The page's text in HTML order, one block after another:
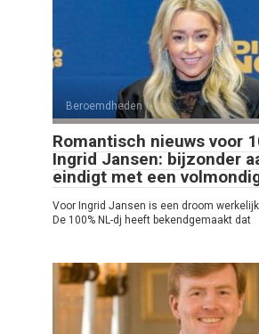
Beroemdheden
Romantisch nieuws voor
Ingrid Jansen: bijzonder
eindigt met een
Voor Ingrid Jansen is een droom
De 100% NL-dj heeft bekendgemaakt dat